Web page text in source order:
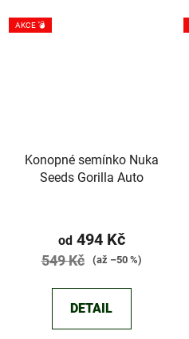
AKCE 💣
Konopné semínko Nuka
Seeds Gorilla Auto
hodnocení
produktu
z
od494 Kč
549 Kč (až –50 %)
DETAIL